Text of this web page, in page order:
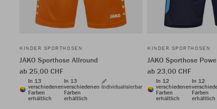
KINDER SPORTHOSEN
JAKO Sporthose Allround
ab 25,00 CHF
In 13
verschiedenen
Farben
erhältlich
In 13
verschiedenen
Farben
erhältlich
Individualisierbar
KINDER SPORTHOSEN
JAKO Sporthose
ab 23,00 CHF
In 12
verschiedenen
Farben
erhältlich
In 12
Farben
erhältlich